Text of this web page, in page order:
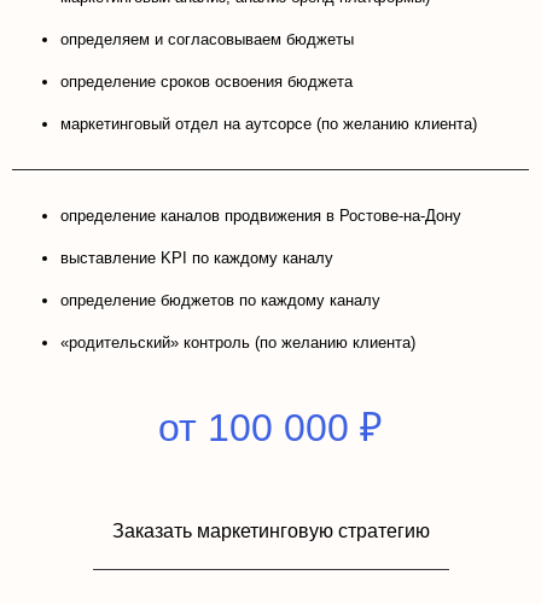
определяем и согласовываем бюджеты
определение сроков освоения бюджета
маркетинговый отдел на аутсорсе (по желанию клиента)
определение каналов продвижения в Ростове-на-Дону
выставление KPI по каждому каналу
определение бюджетов по каждому каналу
«родительский» контроль (по желанию клиента)
Заказать маркетинговую стратегию
от 100 000 ₽